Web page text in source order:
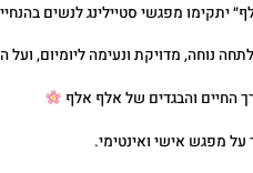
יתקימו מפגשי סטיילינג לנשים
נוחה, מדויקת ונעימה ליומיום, ועל
החיים והבגדים של אלף אלף
מפגש אישי ואינטימי.